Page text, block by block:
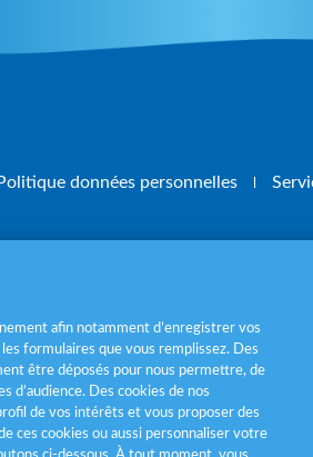
données personnelles
5 fruits et légumes
afin notamment d’enregistrer vos
formulaires que vous remplissez. Des
être déposés pour nous permettre, de
d’audience. Des cookies de nos
de vos intérêts et vous proposer des
ces cookies ou aussi personnaliser votre